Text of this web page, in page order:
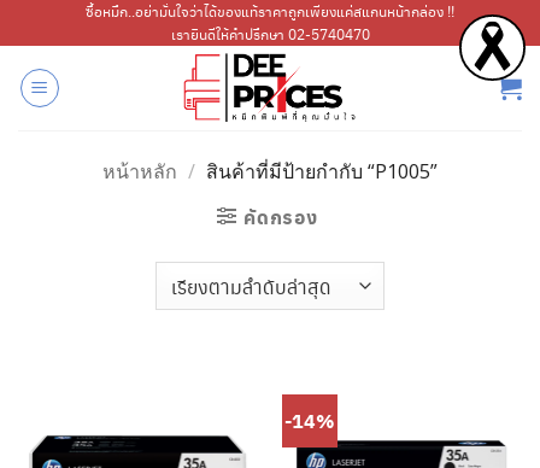
ไป
เนื้อหา
ซื้อหมึก..อย่ามั่นใจว่าได้ของแท้ราคาถูกเพียงแค่สแกนหน้ากล่อง !!
เรายินดีให้คำปรึกษา 02-5740470
หน้าหลัก / สินค้าที่มีป้ายกำกับ “P1005”
คัดกรอง
-14%